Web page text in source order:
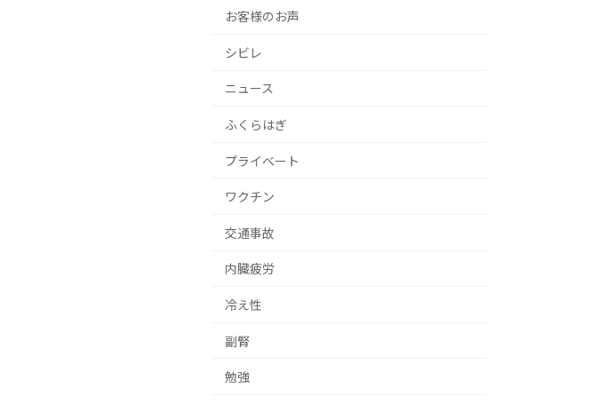
お客様のお声
シビレ
ニュース
ふくらはぎ
プライベート
ワクチン
交通事故
内臓疲労
冷え性
副腎
勉強